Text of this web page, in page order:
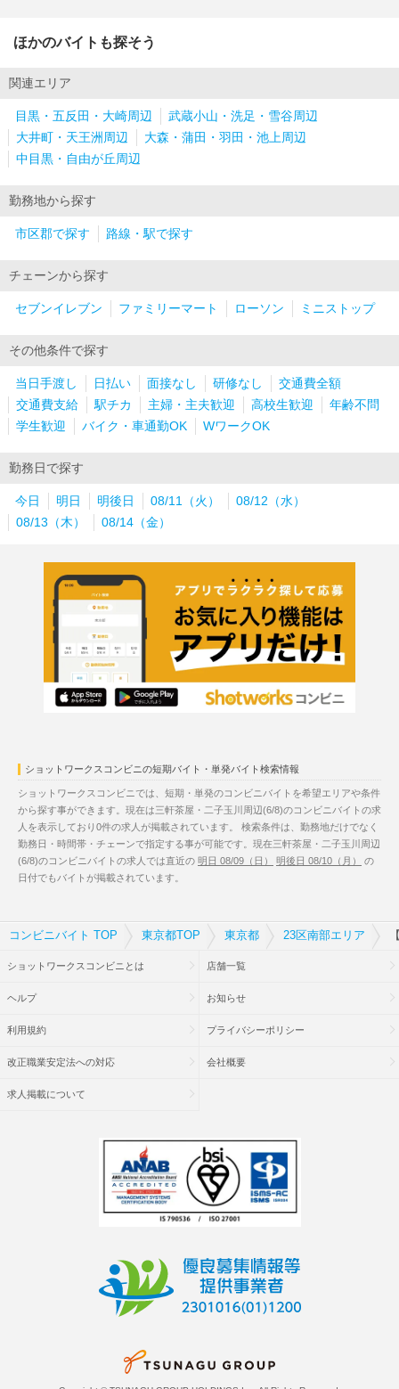
ほかのバイトも探そう
関連エリア
目黒・五反田・大崎周辺
武蔵小山・洗足・雪谷周辺
大井町・天王洲周辺
大森・蒲田・羽田・池上周辺
中目黒・自由が丘周辺
勤務地から探す
市区郡で探す 路線・駅で探す
チェーンから探す
セブンイレブン ファミリーマート ローソン ミニストップ
その他条件で探す
当日手渡し 日払い 面接なし 研修なし
交通費全額
交通費支給
駅チカ 主婦・主夫歓迎 高校生歓迎
年齢不問
学生歓迎
バイク・車通勤OK WワークOK
勤務日で探す
今日 明日 明後日 08/11（火）
08/12（水）
08/13（木）
08/14（金）
ショットワークスコンビニの短期バイト・単発バイト検索情報
ショットワークスコンビニでは、短期・単発のコンビニバイトを希望エリアや条件
から探す事ができます。現在は三軒茶屋・二子玉川周辺(6/8)のコンビニバイトの求
人を表示しており0件の求人が掲載されています。 検索条件は、勤務地だけでなく
勤務日・時間帯・チェーンで指定する事が可能です。現在三軒茶屋・二子玉川周辺
(6/8)のコンビニバイトの求人では直近の 明日 08/09（日） 明後日 08/10（月）
の
日付でもバイトが掲載されています。
コンビニバイト TOP 東京都TOP 東京都 23区南部エリア
ショットワークスコンビニとは 店舗一覧
ヘルプ お知らせ
利用規約 プライバシーポリシー
改正職業安定法への対応 会社概要
求人掲載について